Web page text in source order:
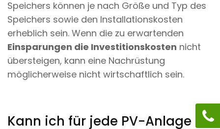
Speichers können je nach Größe und Typ des
Speichers sowie den Installationskosten
erheblich sein. Wenn die zu erwartenden
Einsparungen die Investitionskosten nicht
übersteigen, kann eine Nachrüstung
möglicherweise nicht wirtschaftlich sein.
Kann ich für jede PV-Anlage